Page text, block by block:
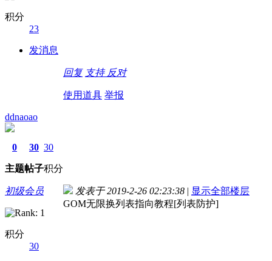
积分
23
发消息
回复 支持 反对
使用道具 举报
ddnaoao
0
主题
30
帖子
30
积分
初级会员
积分
30
发表于 2019-2-26 02:23:38 | 显示全部楼层
GOM无限换列表指向教程[列表防护]